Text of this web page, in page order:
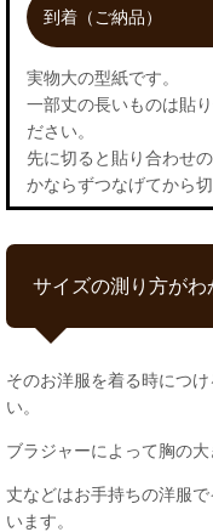
到着（ご納品）
実物大の型紙です。
一部丈の長いものは貼
ださい。
先に切ると貼り合わせ
かならずつなげてから切
サイズの測り方が
そのお洋服を着る時につ
い。
ブラジャーによって胸の大
丈などはお手持ちの洋服
います。